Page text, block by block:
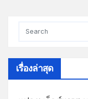
เรื่องล่าสุด